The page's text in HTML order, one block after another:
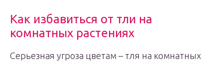
Как избавиться от тли на
комнатных растениях
Серьезная угроза цветам – тля на комнатных